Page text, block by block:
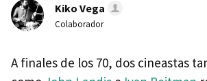
Kiko Vega
Colaborador
A finales de los 70, dos cineastas